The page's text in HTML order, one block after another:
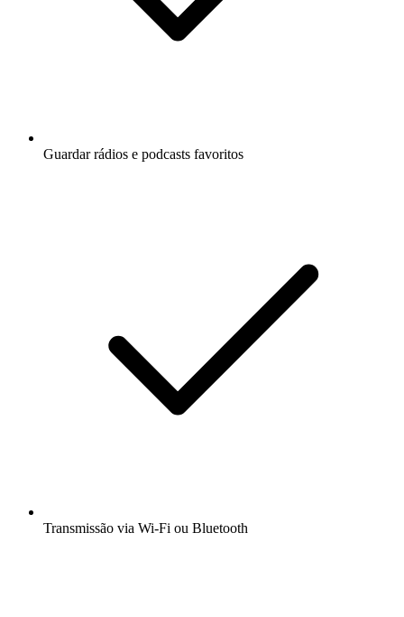
Guardar rádios e podcasts favoritos
Transmissão via Wi-Fi ou Bluetooth